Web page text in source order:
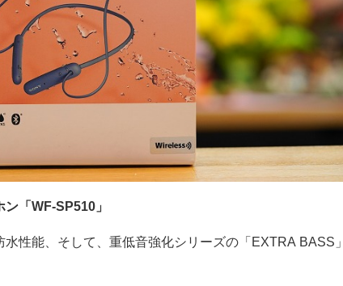
「WF-SP510」
性能、そして、重低音強化シリーズの「EXTRA BASS」